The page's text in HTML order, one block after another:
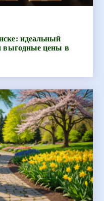
идеальный
выгодные цены в